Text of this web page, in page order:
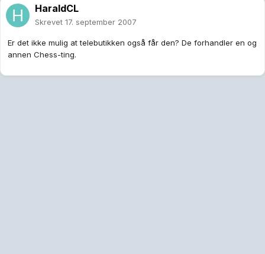
HaraldCL
Skrevet 17. september 2007
Er det ikke mulig at telebutikken også får den? De forhandler en og
annen Chess-ting.